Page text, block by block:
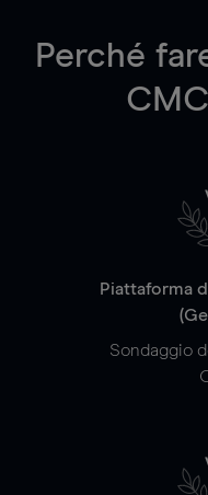
Perché
Piattaforma
Sondaggio